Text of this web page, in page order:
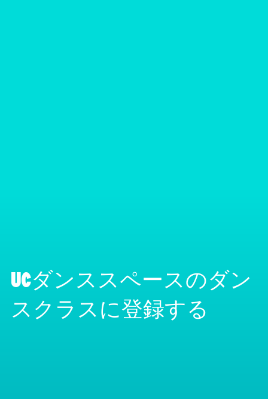
UCダンススペースのダン
スクラスに登録する